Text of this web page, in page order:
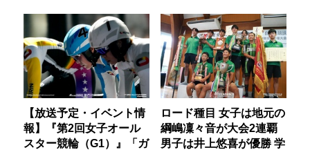
【放送予定・イベント情
報】『第2回女子オール
スター競輪（G1）』「ガ
ロード種目 女子は地元の
綱嶋凜々音が大会2連覇
男子は井上悠喜が優勝 学